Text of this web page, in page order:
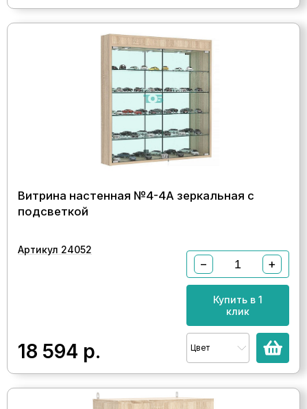
Витрина настенная №4-4А зеркальная с
подсветкой
Артикул 24052
18 594 р.
− +
Купить в 1
клик
Цвет